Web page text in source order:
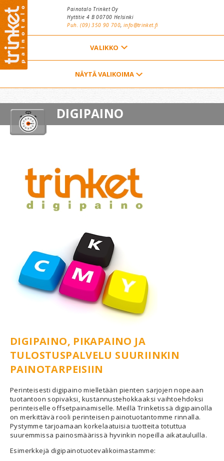
Painotalo Trinket Oy
Hyttitie 4 B 00700 Helsinki
Puh. (09) 350 90 700, info@trinket.fi
YHTEYSTIEDOT
TARJOUSPYYNTÖ
TILAAJAN OPAS
NÄYTÄ VALIKOIMA
DIGIPAINO
DIGIPAINO, PIKAPAINO JA
TULOSTUSPALVELU SUURIINKIN
PAINOTARPEISIIN
Perinteisesti digipaino mielletään pienten sarjojen nopeaan
tuotantoon sopivaksi, kustannustehokkaaksi vaihtoehdoksi
perinteiselle offsetpainamiselle. Meillä Trinketissä digipainolla
on merkittävä rooli perinteisen painotuotantomme rinnalla.
Pystymme tarjoamaan korkelaatuisia tuotteita totuttua
suuremmissa painosmäärissä hyvinkin nopeilla aikatauluilla.
Esimerkkejä digipainotuotevalikoimastamme: